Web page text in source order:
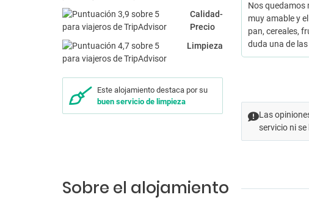
Calidad-
Precio
Limpieza
Este alojamiento destaca por su
buen servicio de limpieza
Nos quedamos
muy amable y
pan, cereales,
duda una de
Las
servicio ni
Sobre el alojamiento